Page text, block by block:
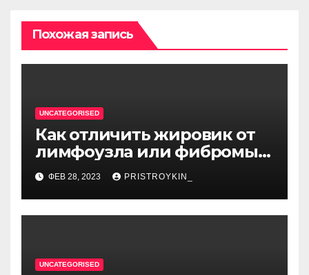
Похожая запись
UNCATEGORISED
Как отличить жировик от
лимфоузла или фибромы
мягких тканей или
гемангиомы
ФЕВ 28, 2023 PRISTROYKIN_
UNCATEGORISED